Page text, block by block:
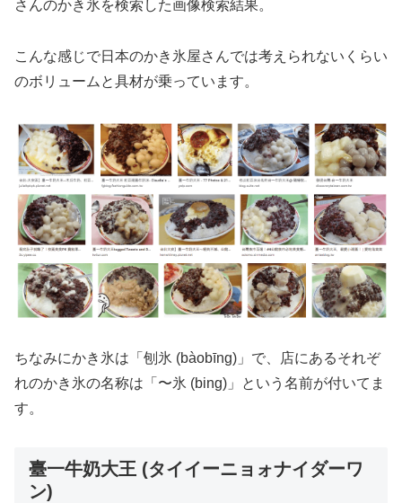
さんのかき氷を検索した画像検索結果。
こんな感じで日本のかき氷屋さんでは考えられないくらい
のボリュームと具材が乗っています。
ちなみにかき氷は「刨氷 (bàobīng)」で、店にあるそれぞ
れのかき氷の名称は「〜氷 (bing)」という名前が付いてま
す。
臺一牛奶大王 (タイイーニョォナイダーワ
ン)